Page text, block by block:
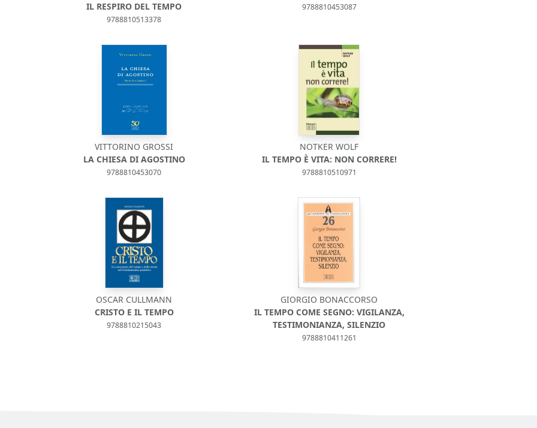
IL RESPIRO DEL TEMPO
9788810513378
9788810453087
VITTORINO GROSSI
LA CHIESA DI AGOSTINO
9788810453070
NOTKER WOLF
IL TEMPO È VITA: NON CORRERE!
9788810510971
OSCAR CULLMANN
CRISTO E IL TEMPO
9788810215043
GIORGIO BONACCORSO
IL TEMPO COME SEGNO: VIGILANZA,
TESTIMONIANZA, SILENZIO
9788810411261